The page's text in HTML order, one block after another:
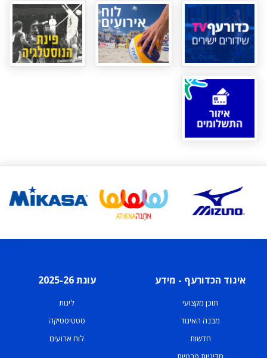
איגוד הכדורעף - מידע
תוכן מקצועי
מבנה האיגוד
חדשות
עונת 2025-26
ליגות
סטטיסטיקה
לוח ארועים